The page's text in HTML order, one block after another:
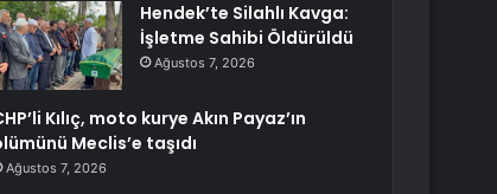
Hendek’te Silahlı Kavga:
İşletme Sahibi Öldürüldü
Ağustos 7, 2026
Kılıç, moto kurye Akın Payaz’ın
Meclis’e taşıdı
Ağustos 7, 2026